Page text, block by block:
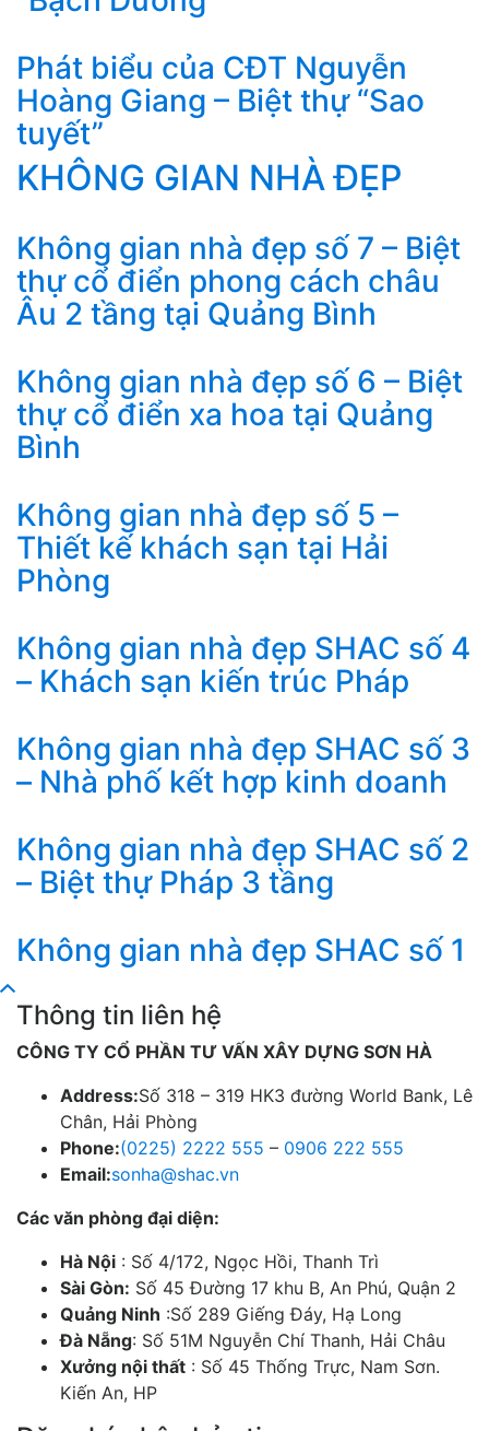
Phát biểu của CĐT Nguyễn
Hoàng Giang – Biệt thự “Sao
tuyết”
KHÔNG GIAN NHÀ ĐẸP
Không gian nhà đẹp số 7 – Biệt
thự cổ điển phong cách châu
Âu 2 tầng tại Quảng Bình
Không gian nhà đẹp số 6 – Biệt
thự cổ điển xa hoa tại Quảng
Bình
Không gian nhà đẹp số 5 –
Thiết kế khách sạn tại Hải
Phòng
Không gian nhà đẹp SHAC số 4
– Khách sạn kiến trúc Pháp
Không gian nhà đẹp SHAC số 3
– Nhà phố kết hợp kinh doanh
Không gian nhà đẹp SHAC số 2
– Biệt thự Pháp 3 tầng
Không gian nhà đẹp SHAC số 1
Thông tin liên hệ
CÔNG TY CỔ PHẦN TƯ VẤN XÂY DỰNG SƠN HÀ
Address:Số 318 – 319 HK3 đường World Bank, Lê
Chân, Hải Phòng
Phone:(0225) 2222 555 – 0906 222 555
Email:sonha@shac.vn
Các văn phòng đại diện:
Hà Nội : Số 4/172, Ngọc Hồi, Thanh Trì
Sài Gòn: Số 45 Đường 17 khu B, An Phú, Quận 2
Quảng Ninh :Số 289 Giếng Đáy, Hạ Long
Đà Nẵng: Số 51M Nguyễn Chí Thanh, Hải Châu
Xưởng nội thất : Số 45 Thống Trực, Nam Sơn.
Kiến An, HP